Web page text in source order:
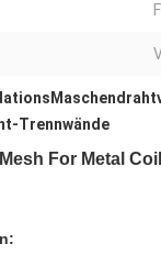
Trennwände
For Metal